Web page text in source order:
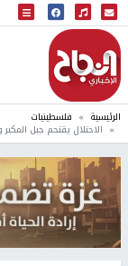
البث المباشر
إذاعة النجاح
الرئيسية فلسطينيات
الاحتلال يقتحم جبل